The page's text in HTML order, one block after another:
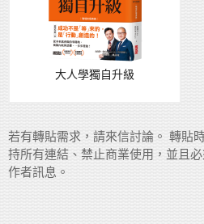
大人學獨自升級
若有轉貼需求，請來信討論。 轉貼
持所有連結、禁止商業使用，並且
作者訊息。